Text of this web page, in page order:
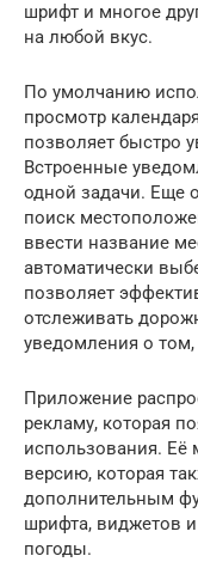
шрифт и многое
на любой вкус.
По умолчанию
просмотр
позволяет быстро
Встроенные
одной задачи. Еще
поиск
ввести название
автоматически
позволяет
отслеживать
уведомления о том,
Приложение
рекламу, которая
использования. Её
версию, которая
дополнительным
шрифта, виджетов
погоды.